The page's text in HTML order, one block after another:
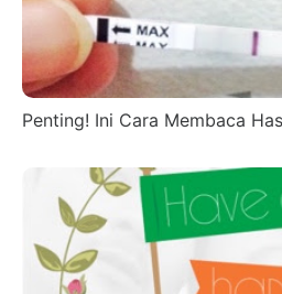
Penting! Ini Cara Membaca